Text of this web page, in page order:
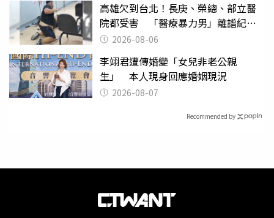
高雄欠到台北！長庚、榮總、部立醫
院都受害 「醫療暴力男」離譜紀錄
曝光2026-08-06
李翊君遭傳婚變「女兒非老公親
生」 本人現身回應婚姻現況
2026-08-07
Recommended by